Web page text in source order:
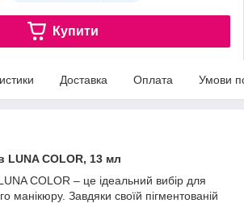
Купити
Доставка Оплата Умови
LUNA COLOR, 13 мл
COLOR – це ідеальний вибір для
манікюру. Завдяки своїй пігментованій